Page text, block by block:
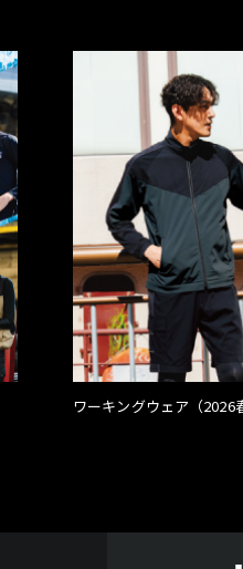
ワーキングウェア（2026